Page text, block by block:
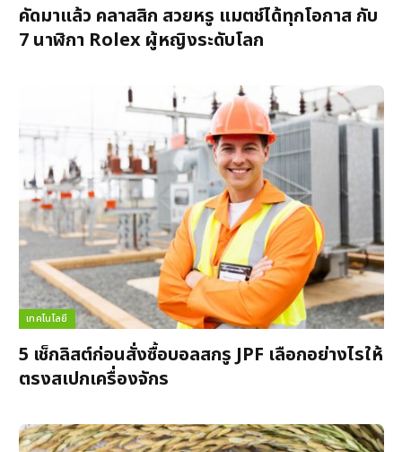
คัดมาแล้ว คลาสสิก สวยหรู แมตช์ได้ทุกโอกาส กับ
7 นาฬิกา Rolex ผู้หญิงระดับโลก
เทคโนโลยี
5 เช็กลิสต์ก่อนสั่งซื้อบอลสกรู JPF เลือกอย่างไรให้
ตรงสเปกเครื่องจักร